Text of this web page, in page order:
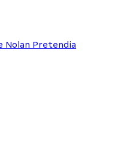
Nolan Pretendia